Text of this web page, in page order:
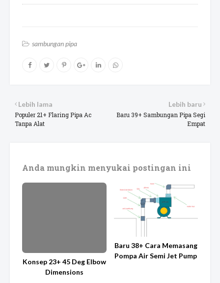
sambungan pipa
Lebih baru
Baru 39+ Sambungan Pipa Segi
Empat
Lebih lama
Populer 21+ Flaring Pipa Ac
Tanpa Alat
Anda mungkin menyukai postingan ini
Konsep 23+ 45 Deg Elbow
Dimensions
Baru 38+ Cara Memasang
Pompa Air Semi Jet Pump